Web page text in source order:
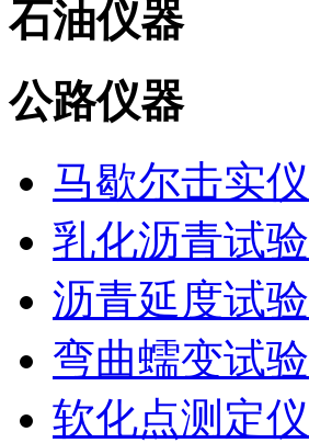
石油仪器
公路仪器
马歇尔击实仪
乳化沥青试验
沥青延度试验
弯曲蠕变试验
软化点测定仪